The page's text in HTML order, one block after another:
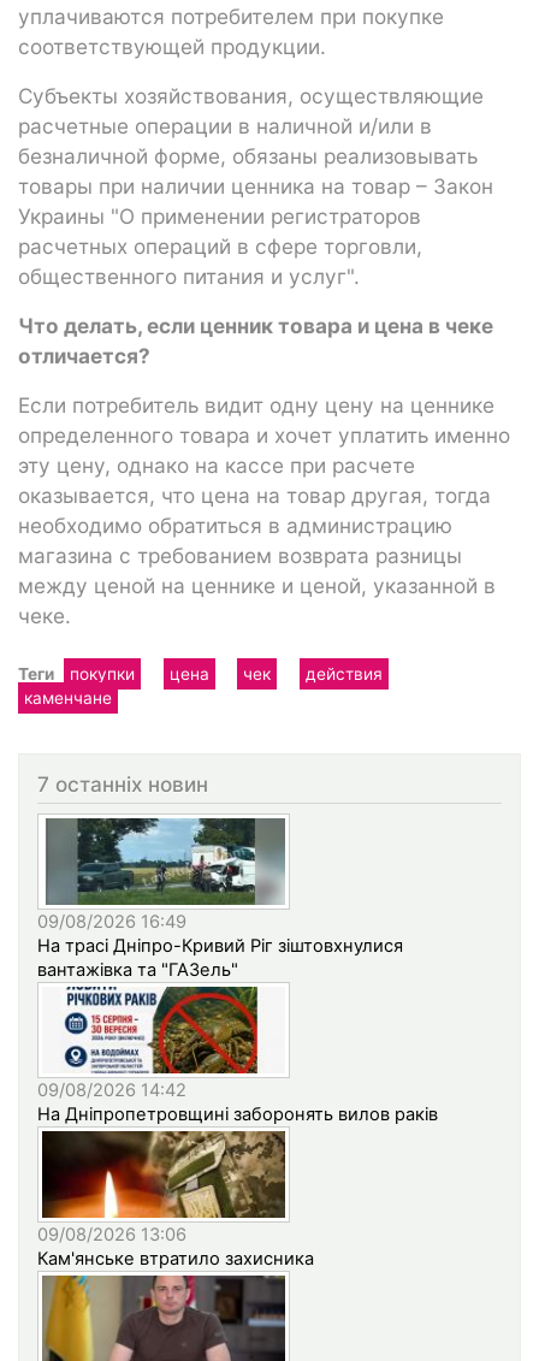
уплачиваются потребителем при покупке
соответствующей продукции.
Субъекты хозяйствования, осуществляющие
расчетные операции в наличной и/или в
безналичной форме, обязаны реализовывать
товары при наличии ценника на товар – Закон
Украины "О применении регистраторов
расчетных операций в сфере торговли,
общественного питания и услуг".
Что делать, если ценник товара и цена в чеке
отличается?
Если потребитель видит одну цену на ценнике
определенного товара и хочет уплатить именно
эту цену, однако на кассе при расчете
оказывается, что цена на товар другая, тогда
необходимо обратиться в администрацию
магазина с требованием возврата разницы
между ценой на ценнике и ценой, указанной в
чеке.
Теги покупки цена чек
действия
каменчане
7 останніх новин
09/08/2026 16:49
На трасі Дніпро-Кривий Ріг зіштовхнулися
вантажівка та "ГАЗель"
09/08/2026 14:42
На Дніпропетровщині заборонять вилов раків
09/08/2026 13:06
Кам'янське втратило захисника